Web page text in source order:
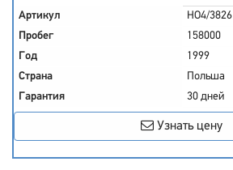
Артикул
HO4/3826
Пробег
158000
Год
1999
Страна
Польша
Гарантия
30 дней
Узнать цену